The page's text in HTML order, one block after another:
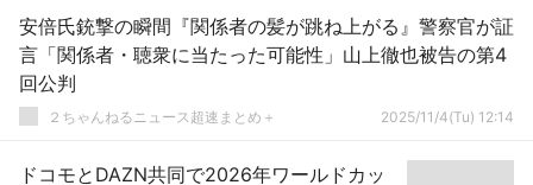
安倍氏銃撃の瞬間『関係者の髪が跳ね上がる』警察官が証
言「関係者・聴衆に当たった可能性」山上徹也被告の第4
回公判
２ちゃんねるニュース超速まとめ＋ 2025/11/4(Tu) 12:14
ドコモとDAZN共同で2026年ワールドカッ